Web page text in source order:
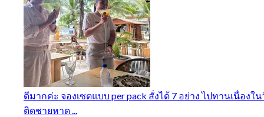
ดีมากค่ะ จองเซตแบบ per pack สั่งได้ 7 อย่าง ไปทานเนื่อ
ติดชายหาด ...